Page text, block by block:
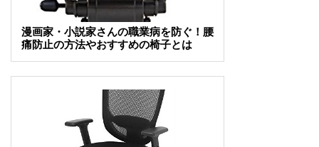
漫画家・小説家さんの職業病を防ぐ！腰
痛防止の方法やおすすめの椅子とは